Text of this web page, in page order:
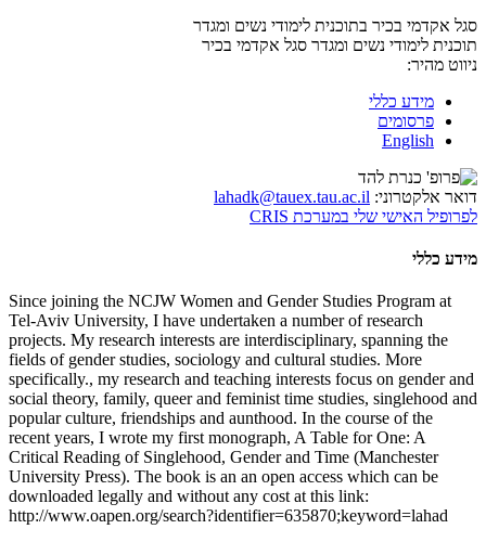
סגל אקדמי בכיר בתוכנית לימודי נשים ומגדר
תוכנית לימודי נשים ומגדר סגל אקדמי בכיר
ניווט מהיר:
מידע כללי
פרסומים
English
דואר אלקטרוני: lahadk@tauex.tau.ac.il
לפרופיל האישי שלי במערכת CRIS
מידע כללי
Since joining the NCJW Women and Gender Studies Program at
Tel-Aviv University, I have undertaken a number of research
projects. My research interests are interdisciplinary, spanning the
fields of gender studies, sociology and cultural studies. More
specifically., my research and teaching interests focus on gender and
social theory, family, queer and feminist time studies, singlehood and
popular culture, friendships and aunthood. In the course of the
recent years, I wrote my first monograph, A Table for One: A
Critical Reading of Singlehood, Gender and Time (Manchester
University Press). The book is an an open access which can be
downloaded legally and without any cost at this link:
http://www.oapen.org/search?identifier=635870;keyword=lahad